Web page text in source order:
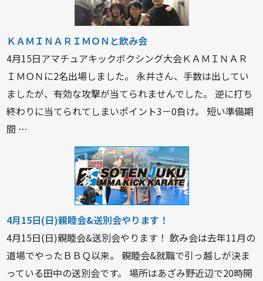
ＫＡＭＩＮＡＲＩＭＯＮと飲み会
4月15日アマチュアキックボクシング大会ＫＡＭＩＮＡＲ
ＩＭＯＮに2名出場しました。 永井さん、手数は出してい
ましたが、有効な攻撃が当てられませんでした。 逆に打ち
終わりに当てられてしまいポイント3－0負け。 短い準備期
間 …
4月15日(日)親睦会&送別会やります！
4月15日(日)親睦会&送別会やります！ 飲み会は去年11月の
道場でやったＢＢＱ以来。 親睦会&就職で引っ越しが決ま
っている田中の送別会です。 場所はあざみ野近辺で20時開